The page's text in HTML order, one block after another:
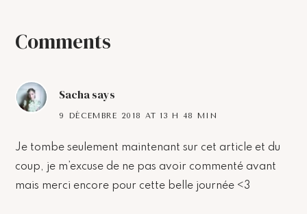
Reader
Comments
Sachasays
9 DÉCEMBRE 2018 AT 13 H 48 MIN
Je tombe seulement maintenant sur cet article et du
coup, je m’excuse de ne pas avoir commenté avant
mais merci encore pour cette belle journée <3